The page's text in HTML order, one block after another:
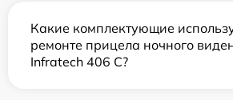
Какие комплектующие
ремонте прицела ночного
Infratech 406 С?